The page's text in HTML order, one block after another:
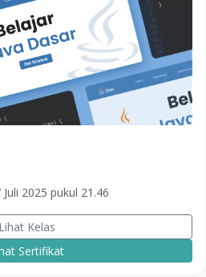
Juli 2025 pukul 21.46
Lihat Kelas
Sertifikat